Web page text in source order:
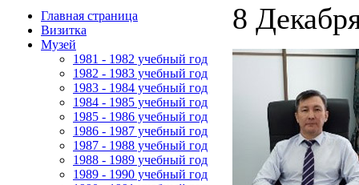
Главная страница
Визитка
Музей
1981 - 1982 учебный год
1982 - 1983 учебный год
1983 - 1984 учебный год
1984 - 1985 учебный год
1985 - 1986 учебный год
1986 - 1987 учебный год
1987 - 1988 учебный год
1988 - 1989 учебный год
1989 - 1990 учебный год
8